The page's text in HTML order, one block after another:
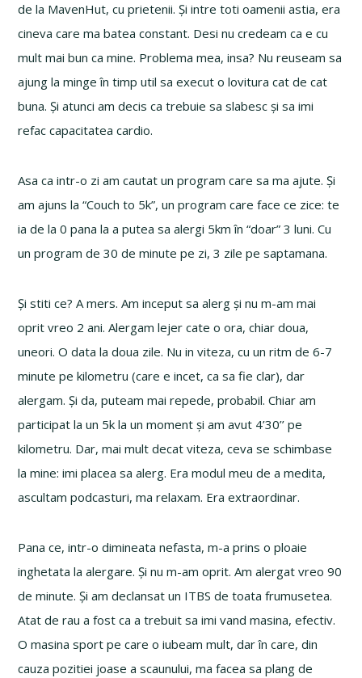
de la MavenHut, cu prietenii. Și intre toti oamenii astia, era
cineva care ma batea constant. Desi nu credeam ca e cu
mult mai bun ca mine. Problema mea, insa? Nu reuseam sa
ajung la minge în timp util sa execut o lovitura cat de cat
buna. Și atunci am decis ca trebuie sa slabesc și sa imi
refac capacitatea cardio.
Asa ca intr-o zi am cautat un program care sa ma ajute. Și
am ajuns la “Couch to 5k”, un program care face ce zice: te
ia de la 0 pana la a putea sa alergi 5km în “doar” 3 luni. Cu
un program de 30 de minute pe zi, 3 zile pe saptamana.
Și stiti ce? A mers. Am inceput sa alerg și nu m-am mai
oprit vreo 2 ani. Alergam lejer cate o ora, chiar doua,
uneori. O data la doua zile. Nu in viteza, cu un ritm de 6-7
minute pe kilometru (care e incet, ca sa fie clar), dar
alergam. Și da, puteam mai repede, probabil. Chiar am
participat la un 5k la un moment și am avut 4’30’’ pe
kilometru. Dar, mai mult decat viteza, ceva se schimbase
la mine: imi placea sa alerg. Era modul meu de a medita,
ascultam podcasturi, ma relaxam. Era extraordinar.
Pana ce, intr-o dimineata nefasta, m-a prins o ploaie
inghetata la alergare. Și nu m-am oprit. Am alergat vreo 90
de minute. Și am declansat un ITBS de toata frumusetea.
Atat de rau a fost ca a trebuit sa imi vand masina, efectiv.
O masina sport pe care o iubeam mult, dar în care, din
cauza pozitiei joase a scaunului, ma facea sa plang de